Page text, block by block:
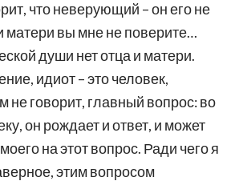
что неверующий – он его не
матери вы мне не поверите…
души нет отца и матери.
идиот – это человек,
не говорит, главный вопрос: во
он рождает и ответ, и может
на этот вопрос. Ради чего я
этим вопросом